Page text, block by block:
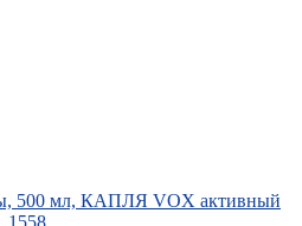
500 мл, КАПЛЯ VOX активный
1558